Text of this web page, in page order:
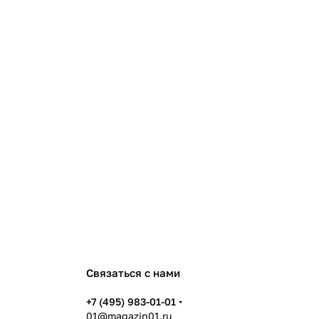
Связаться с нами
+7 (495) 983-01-01
01@magazin01.ru